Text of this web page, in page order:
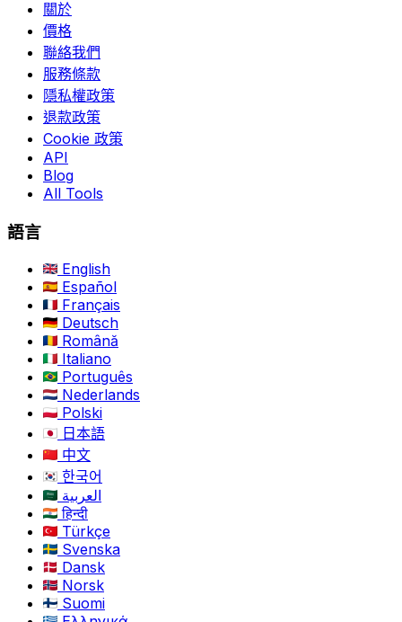
關於
價格
聯絡我們
服務條款
隱私權政策
退款政策
Cookie 政策
API
Blog
All Tools
語言
English
Español
Français
Deutsch
Română
Italiano
Português
Nederlands
Polski
日本語
中文
한국어
العربية
हिन्दी
Türkçe
Svenska
Dansk
Norsk
Suomi